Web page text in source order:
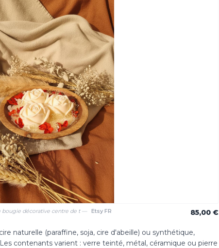
bougie décorative centre de t — Etsy FR 85,00 €
naturelle (paraffine, soja, cire d'abeille) ou synthétique,
contenants varient : verre teinté, métal, céramique ou pierre